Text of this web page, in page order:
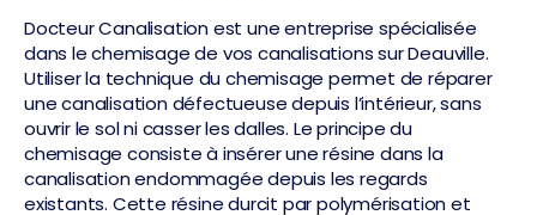
Docteur Canalisation est une entreprise spécialisée
dans le chemisage de vos canalisations sur Deauville.
Utiliser la technique du chemisage permet de réparer
une canalisation défectueuse depuis l’intérieur, sans
ouvrir le sol ni casser les dalles. Le principe du
chemisage consiste à insérer une résine dans la
canalisation endommagée depuis les regards
existants. Cette résine durcit par polymérisation et